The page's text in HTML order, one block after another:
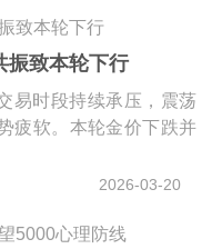
振致本轮下行
易时段持续承压，震荡
疲软。本轮金价下跌并
2026-03-20